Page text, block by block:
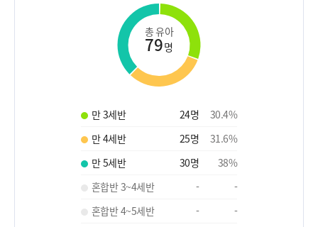
총 유아
79명
만 3세반 24명 30.4%
만 4세반
25명 31.6%
만 5세반
30명 38%
혼합반 3~4세반
-
-
혼합반 4~5세반
-
-